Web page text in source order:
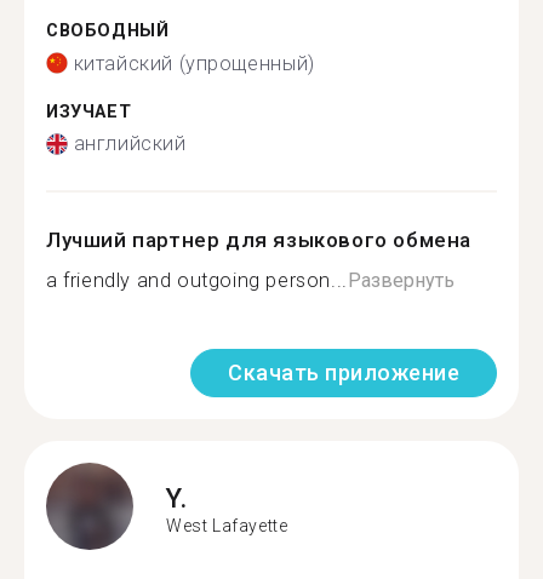
СВОБОДНЫЙ
китайский (упрощенный)
ИЗУЧАЕТ
английский
Лучший партнер для языкового обмена
a friendly and outgoing person...Развернуть
Скачать приложение
Y.
West Lafayette